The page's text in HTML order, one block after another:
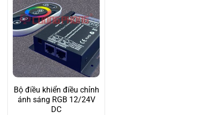
Bộ điều khiển điều chỉnh
ánh sáng RGB 12/24V
DC